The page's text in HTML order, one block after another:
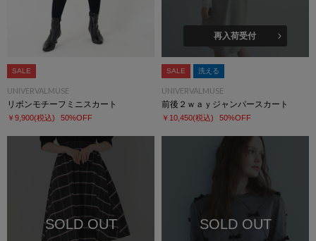
SALE
UNIVERVALMUSE
リボンモチーフミニスカート
￥9,900(税込) 50%OFF
再入荷受付
SALE 洗える
UNIVERVALMUSE
前後２ｗａｙジャンパースカート
￥10,450(税込) 50%OFF
SOLD OUT SOLD OUT